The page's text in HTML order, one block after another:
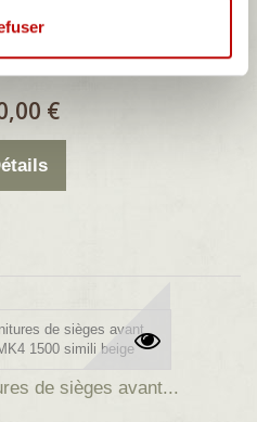
DE PORTES COMPLETS POUR
€
de sièges avant...